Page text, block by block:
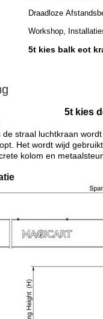
Draadloze
Workshop,
5t kies balk eot
5t kies
straal luchtkraan
Het wordt wijd
kolom en